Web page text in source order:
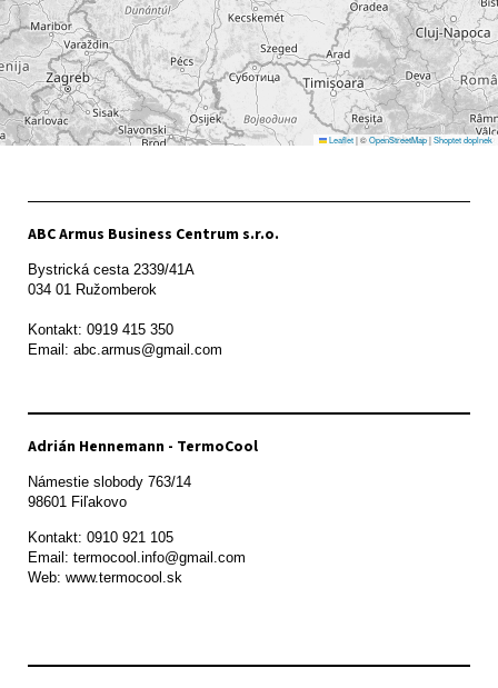
Leaflet|©OpenStreetMap|Shoptet doplnek
ABC Armus Business Centrum s.r.o.
Bystrická cesta 2339/41A
034 01 Ružomberok
Kontakt: 0919 415 350
Adrián Hennemann - TermoCool
Námestie slobody 763/14
98601 Fiľakovo
Kontakt: 0910 921 105
Email: termocool.info@gmail.com
Web: www.termocool.sk